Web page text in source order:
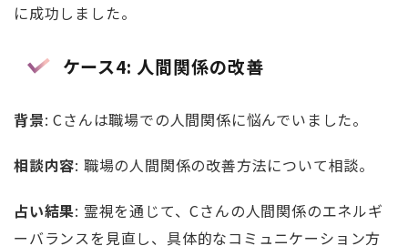
に成功しました。
ケース4: 人間関係の改善
背景: Cさんは職場での人間関係に悩んでいました。
相談内容: 職場の人間関係の改善方法について相談。
占い結果: 霊視を通じて、Cさんの人間関係のエネルギ
ーバランスを見直し、具体的なコミュニケーション方